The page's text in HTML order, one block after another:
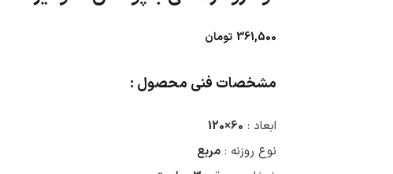
361,500 تومان
مشخصات فنی محصول :
ابعاد : 60×120
نوع روزنه : مربع